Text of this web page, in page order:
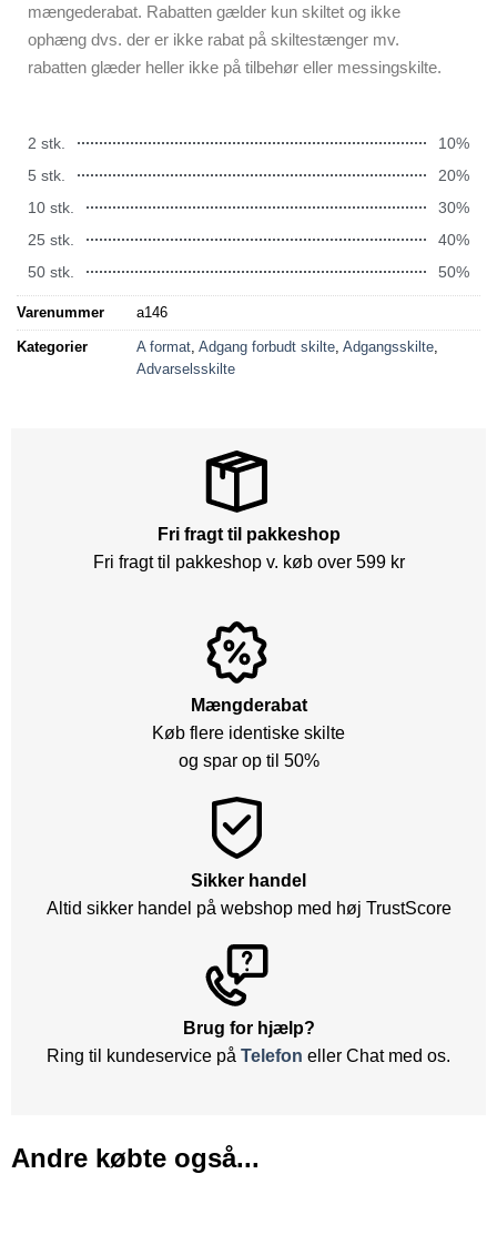
mængederabat. Rabatten gælder kun skiltet og ikke
ophæng dvs. der er ikke rabat på skiltestænger mv.
rabatten glæder heller ikke på tilbehør eller messingskilte.
2 stk.
10%
5 stk.
20%
10 stk.
30%
25 stk.
40%
50 stk.
50%
Varenummer a146
Kategorier A format, Adgang forbudt skilte, Adgangsskilte,
Advarselsskilte
Fri fragt til pakkeshop
Fri fragt til pakkeshop v. køb over 599 kr
Mængderabat
Køb flere identiske skilte
og spar op til 50%
Sikker handel
Altid sikker handel på webshop med høj TrustScore
Brug for hjælp?
Ring til kundeservice på Telefon eller Chat med os.
Andre købte også...